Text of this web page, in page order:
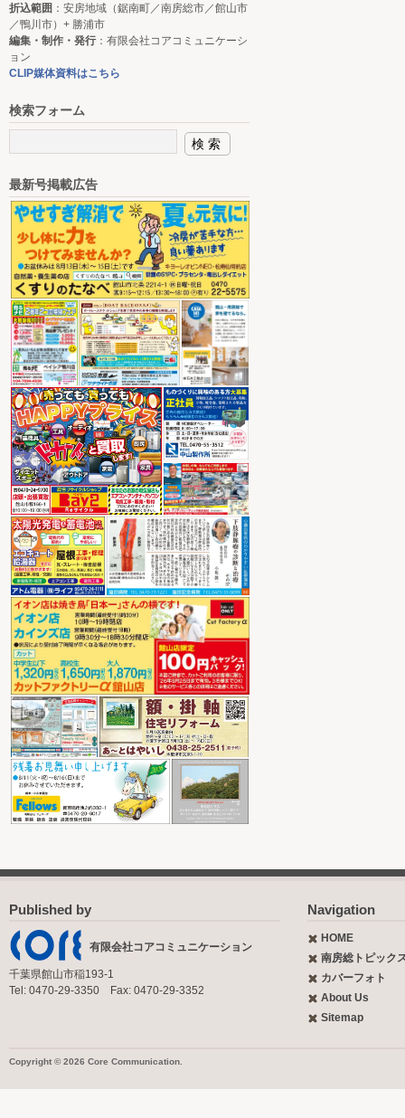
折込範囲 ：安房地域（鋸南町／南房総市／館山市
／鴨川市）+ 勝浦市
編集・制作・発行：有限会社コアコミュニケーシ
ョン
CLIP媒体資料はこちら
検索フォーム
最新号掲載広告
Published by
有限会社コアコミュニケーション
千葉県館山市稲193-1
Tel: 0470-29-3350 Fax: 0470-29-3352
Navigation
HOME
南房総トピック
カバーフォト
About Us
Sitemap
Copyright © 2026 Core Communication.